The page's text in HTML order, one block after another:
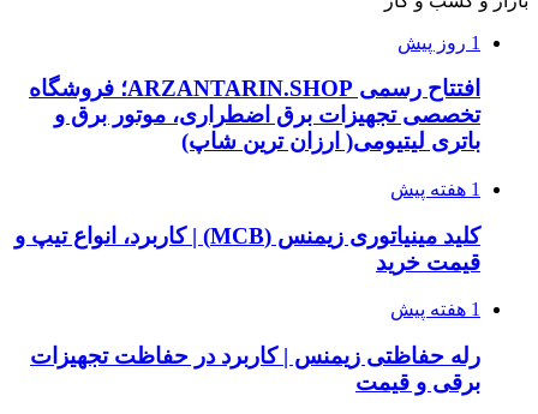
1 روز پیش
افتتاح رسمی ARZANTARIN.SHOP؛ فروشگاه
تخصصی تجهیزات برق اضطراری، موتور برق و
باتری لیتیومی( ارزان ترین شاپ)
1 هفته پیش
کلید مینیاتوری زیمنس (MCB) | کاربرد، انواع تیپ و
قیمت خرید
1 هفته پیش
رله حفاظتی زیمنس | کاربرد در حفاظت تجهیزات
برقی و قیمت